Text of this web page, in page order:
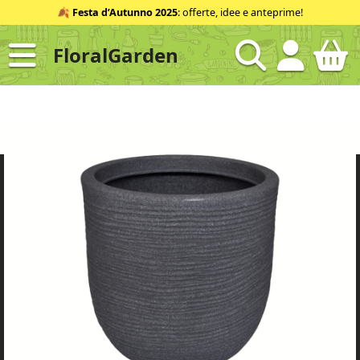
al
contenuto
ID
🍂 Festa d’Autunno 2025: offerte, idee e anteprime!
FloralGarden